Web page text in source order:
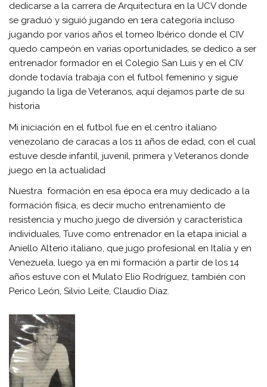
dedicarse a la carrera de Arquitectura en la UCV donde
se graduó y siguió jugando en 1era categoría incluso
jugando por varios años el torneo Ibérico donde el CIV
quedo campeón en varias oportunidades, se dedico a ser
entrenador formador en el Colegio San Luis y en el CIV
donde todavía trabaja con el futbol femenino y sigue
jugando la liga de Veteranos, aquí dejamos parte de su
historia
Mi iniciación en el futbol fue en el centro italiano
venezolano de caracas a los 11 años de edad, con el cual
estuve desde infantil, juvenil, primera y Veteranos donde
juego en la actualidad
Nuestra formación en esa época era muy dedicado a la
formación física, es decir mucho entrenamiento de
resistencia y mucho juego de diversión y característica
individuales, Tuve como entrenador en la etapa inicial a
Aniello Alterio italiano, que jugo profesional en Italia y en
Venezuela, luego ya en mi formación a partir de los 14
años estuve con el Mulato Elio Rodríguez, también con
Perico León, Silvio Leite, Claudio Díaz.